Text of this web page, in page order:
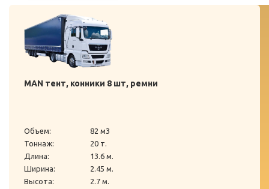
MAN тент, конники 8 шт, ремни
Объем:
82 м3
Тоннаж:
20 т.
Длина:
13.6 м.
Ширина:
2.45 м.
Высота:
2.7 м.